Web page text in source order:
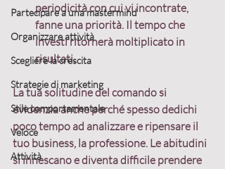
Partecipare a una mastermind
Organizzare attività
Scegliere la crescita
Strategie di marketing
Stile comportamentale
Veloce
Attività
periodicità con cui vi incontrate,
fanne una priorità. Il tempo che
investi ritornerà moltiplicato in
risultati.
La tua solitudine del comando si
evidenzia anche perché spesso dedichi
poco tempo ad analizzare e ripensare il
tuo business, la professione. Le abitudini
si innescano e diventa difficile prendere